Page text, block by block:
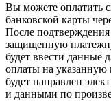
Вы можете оплатить
банковской карты
После подтверждения
защищенную
будет ввести данные
оплаты на
будет направлен
и данными по